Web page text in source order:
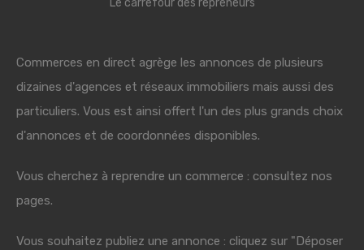
Le carrefour des repreneurs
Commerces en direct agrège les annonces de plusieurs
dizaines d'agences et réseaux immobiliers mais aussi des
particuliers. Vous est ainsi offert l'un des plus grands choix
d'annonces et de coordonnées disponibles.
Vous cherchez à reprendre un commerce : consultez nos
pages.
Vous souhaitez publiez une annonce : cliquez sur "Déposer